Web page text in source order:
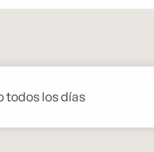
todos los días